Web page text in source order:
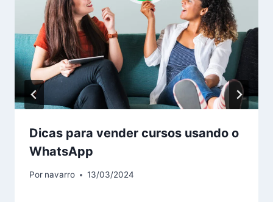
Dicas para vender cursos usando o
WhatsApp
Por navarro 13/03/2024